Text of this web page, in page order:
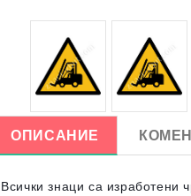
ОПИСАНИЕ
Всички знаци са изработени